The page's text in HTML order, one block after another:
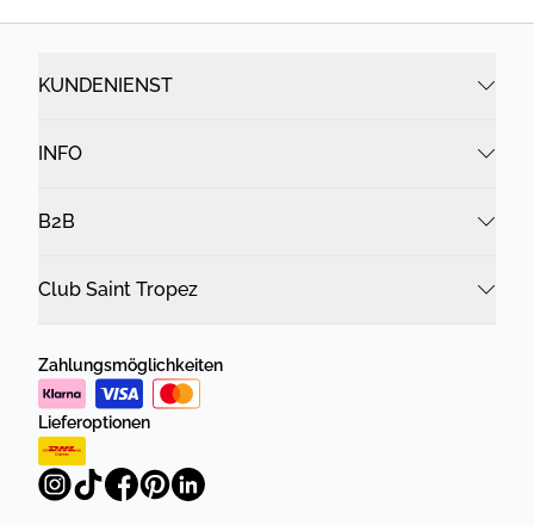
KUNDENIENST
INFO
B2B
Club Saint Tropez
Zahlungsmöglichkeiten
Lieferoptionen